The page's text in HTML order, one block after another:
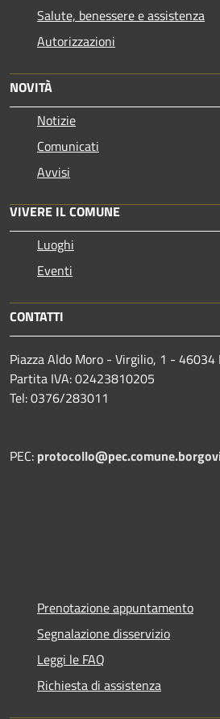
Salute, benessere e assistenza
Autorizzazioni
NOVITÀ
Notizie
Comunicati
Avvisi
VIVERE IL COMUNE
Luoghi
Eventi
CONTATTI
Piazza Aldo Moro - Virgilio, 1 - 46034
Partita IVA: 02423810205
Tel: 0376/283011
PEC:
Prenotazione appuntamento
Segnalazione disservizio
Leggi le FAQ
Richiesta di assistenza